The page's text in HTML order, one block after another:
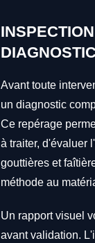
Avant toute
un diagnostic
Ce repérage
à traiter, d'évaluer
gouttières et
méthode au
Un rapport visuel
avant validation.